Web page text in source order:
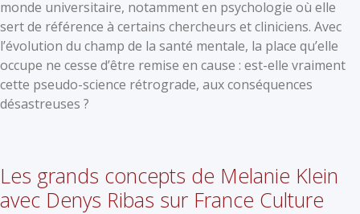
monde universitaire, notamment en psychologie où elle
sert de référence à certains chercheurs et cliniciens. Avec
l’évolution du champ de la santé mentale, la place qu’elle
occupe ne cesse d’être remise en cause : est-elle vraiment
cette pseudo-science rétrograde, aux conséquences
désastreuses ?
Les grands concepts de Melanie Klein
avec Denys Ribas sur France Culture